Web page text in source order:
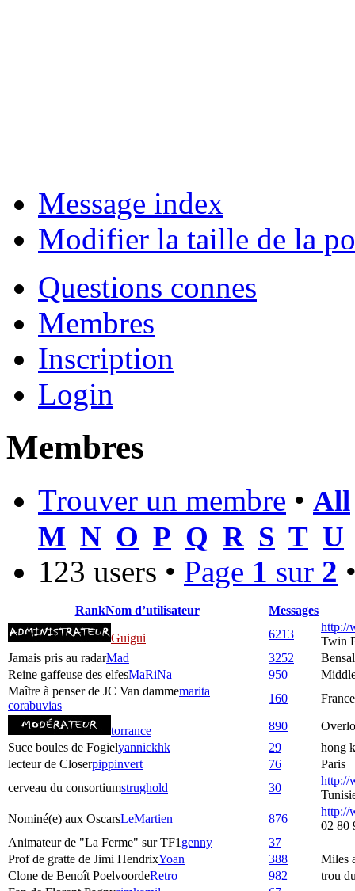
Message index
Modifier la taille de la
Questions connes
Membres
Inscription
Login
Membres
Trouver un membre • All
M N O P Q R S T U
123 users • Page 1 sur 2
RankNom d’utilisateur Messages
Guigui 6213
http://
Twin
Jamais pris au radarMad 3252
Reine gaffeuse des elfesMaRiNa 950
Maître à penser de JC Van dammemarita
corabuvias
160
torrance 890
Suce boules de Fogielyannickhk 29
hong
lecteur de Closerpippinvert 76
Paris
cerveau du consortiumstrughold 30
http://
Nominé(e) aux OscarsLeMartien 876
http://
02 80
Animateur de "La Ferme" sur TF1 genny
37
Prof de gratte de Jimi HendrixYoan 388
Miles
Clone de Benoît PoelvoordeRetro 982
trou